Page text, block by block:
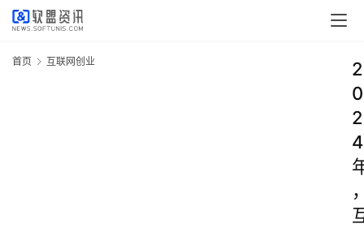
首页 互联网创业
2
0
2
4